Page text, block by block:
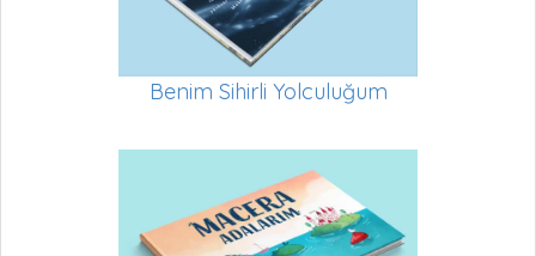
Benim Sihirli Yolculuğum